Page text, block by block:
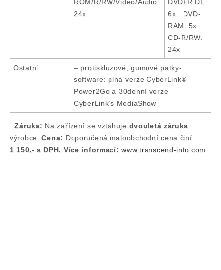
ROM/R/RW/Video/Audio:
24x
DVD±R DL:
6x DVD-
RAM: 5x
CD-R/RW:
24x
Ostatní
– protiskluzové, gumové patky-
software: plná verze CyberLink®
Power2Go a 30denní verze
CyberLink’s MediaShow
Záruka: Na zařízení se vztahuje dvouletá záruka
výrobce.Cena: Doporučená maloobchodní cena činí
1 150,- s DPH. Více informací:www.transcend-info.com